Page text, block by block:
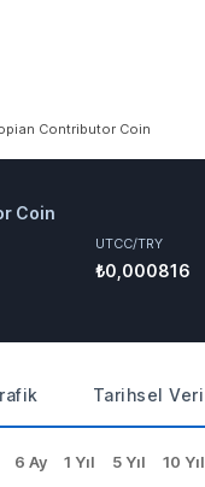
Contributor Coin
Coin
UTCC/TRY
₺0,000816
Tarihsel Veri
6 Ay 1 Yıl 5 Yıl 10 Yıl